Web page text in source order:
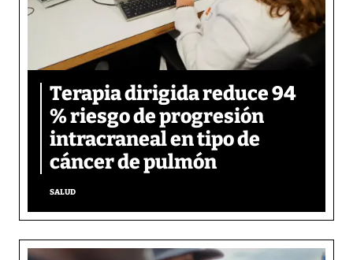
Terapia dirigida reduce 94
% riesgo de progresión
intracraneal en tipo de
cáncer de pulmón
SALUD